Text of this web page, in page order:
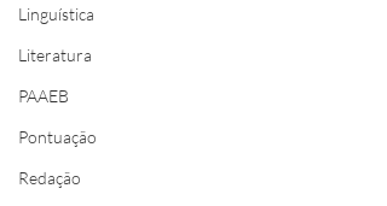
Linguística
Literatura
PAAEB
Pontuação
Redação